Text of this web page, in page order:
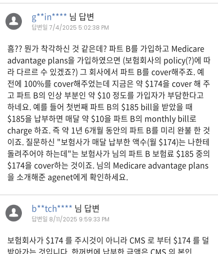
자
동
차
정
부
혜
택
서
비
스
문
가
칼
미
g**in**** 님 답변
답변일 7/4/2025 5:02:38 PM
흠?? 뭔가 착각하신 것 같은데? 파트 B를 가입하고 Medicare
advantage plans을 가입하였으면 (보험회사의 policy(?)에 따
라 다르르 수 있겠죠?) 그 회사에서 파트 B를 cover해주죠. 예
전에 100%를 cover해주었는데 지금은 약 $174을 cover 해 주
고 파트 B의 인상 부분인 약 $10 정도를 가입자가 부담한다고
하네요. 예를 들어 첫번째 파트 B의 $185 bill을 받았을 때
$185을 납부하면 매달 약 $10을 파트 B의 monthly bill로
charge 하죠. 즉 약 1년 6개월 동안의 파트 B를 미리 완불 한 것
이죠. 질문하신 "보험사가 매달 납부한 액수(월 $174)는 나한테
돌려주어야 하는데"는 보험사가 님의 파트 B 보험료 $185 중의
$174을 cover하는 것이죠. 님의 Medicare advantage plans
을 소개해준 agenet에게 확인하세요.
b**tch**** 님 답변
답변일 8/11/2025 9:59:33 PM
보험회사가 $174 를 주시것이 아니라 CMS 로 부터 $174 를 덜
받아가는 것입니다. 한꺼번에 납부한 금액은 CMS 의 본인